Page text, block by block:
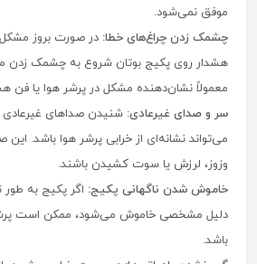
موفق نمی‌شود.
چشمک زدن چراغ‌های خطا: در صورت بروز مشکل
هشدار روی پکیج بوتان شروع به چشمک زدن
معمولاً نشان‌دهنده مشکل در پرشر هوا یا فن
سر و صدای غیرعادی: شنیدن صداهای
می‌تواند نشانه‌ای از خرابی پرشر هوا باشد.
وزوز، لرزش یا سوت کشیدن باشند.
خاموش شدن ناگهانی پکیج: اگر پکیج به طور
دلیل مشخصی خاموش می‌شود، ممکن است
باشد.